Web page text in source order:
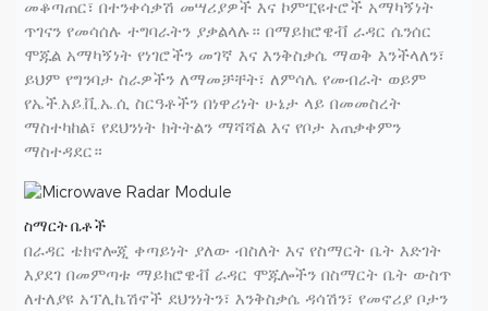
መቆጣጠር፣ በተንቀሳቃሽ መሣሪያዎች እና ኮምፒዩተሮች አማካኝነት
ጥገናን የመሳሰሉ ተግባራትን ያቃልላሉ። በማይክሮዌቭ ራዳር ሴንሰር
ሞጁል አማካኝነት የነገሮችን መገኛ እና እንቅስቃሴ ማወቅ እንችላለን፣
ይህም የግንባታ ስራዎችን ለማመቻቸት፣ ለምሳሌ የመብራት ወይም
የኤች.አይ.ቪ.ኤ.ሲ ስርዓቶችን በነዋሪነት ሁኔታ ላይ በመመስረት
ማስተካከል፣ የደህንነት ክትትልን ማሻሻል እና የቦታ አጠቃቀምን
ማስተዳደር።
ስማርት ቤቶች
በራዳር ቴክኖሎጂ ቀጣይነት ያለው ብስለት እና የስማርት ቤት እድገት
እያደገ በመምጣቱ ማይክሮዌቭ ራዳር ሞጁሎችን በስማርት ቤት ውስጥ
ለተለያዩ አፕሊኬሽኖች ደህንነትን፣ እንቅስቃሴ ዳሳሽን፣ የመኖሪያ ቦታን